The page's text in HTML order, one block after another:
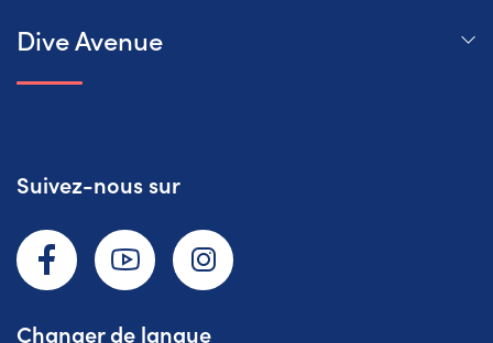
Dive Avenue
Suivez-nous sur
Changer de langue